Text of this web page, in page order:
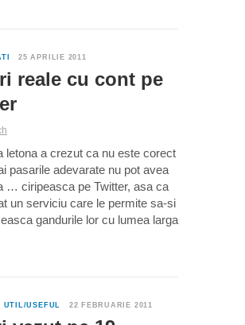
25 APRILIE 2011
reale cu cont pe
letona a crezut ca nu este corect
pasarile adevarate nu pot avea
… ciripeasca pe Twitter, asa ca
un serviciu care le permite sa-si
gandurile lor cu lumea larga
UTIL/USEFUL 22 FEBRUARIE 2011